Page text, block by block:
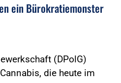
ein Bürokratiemonster
(DPolG)
die heute im